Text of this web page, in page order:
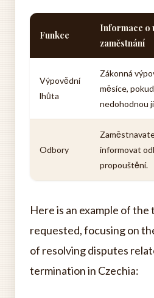
Funkce
Informace o
zaměstnání
Výpovědní
lhůta
Zákonná
měsíce,
nedohodnou
Odbory
informovat
propouštění.
Here is an example of the
requested, focusing on
of resolving disputes
termination in Czechia: